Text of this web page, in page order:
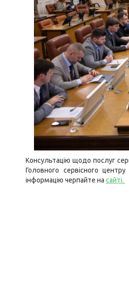
Консультацію щодо послуг
Головного сервісного
інформацію черпайте на сайті.